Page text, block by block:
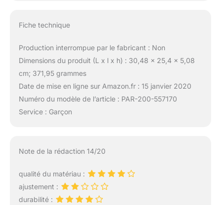
Fiche technique
Production interrompue par le fabricant : Non
Dimensions du produit (L x l x h) : 30,48 x 25,4 x 5,08
cm; 371,95 grammes
Date de mise en ligne sur Amazon.fr : 15 janvier 2020
Numéro du modèle de l’article : PAR-200-557170
Service : Garçon
Note de la rédaction 14/20
qualité du matériau :
ajustement :
durabilité :